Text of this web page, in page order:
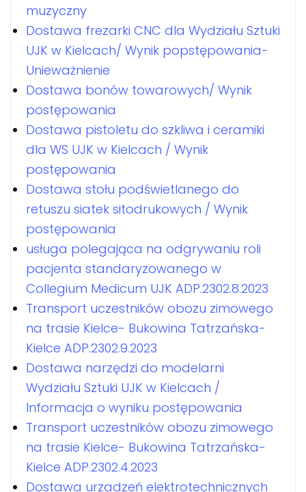
muzyczny
Dostawa frezarki CNC dla Wydziału Sztuki
UJK w Kielcach/ Wynik popstępowania-
Unieważnienie
Dostawa bonów towarowych/ Wynik
postępowania
Dostawa pistoletu do szkliwa i ceramiki
dla WS UJK w Kielcach / Wynik
postępowania
Dostawa stołu podświetlanego do
retuszu siatek sitodrukowych / Wynik
postępowania
usługa polegająca na odgrywaniu roli
pacjenta standaryzowanego w
Collegium Medicum UJK ADP.2302.8.2023
Transport uczestników obozu zimowego
na trasie Kielce- Bukowina Tatrzańska-
Kielce ADP.2302.9.2023
Dostawa narzędzi do modelarni
Wydziału Sztuki UJK w Kielcach /
Informacja o wyniku postępowania
Transport uczestników obozu zimowego
na trasie Kielce- Bukowina Tatrzańska-
Kielce ADP.2302.4.2023
Dostawa urzadzeń elektrotechnicznych